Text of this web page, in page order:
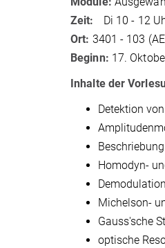
Zeit: Di 10 - 12
Ort: 3401 - 103
Beginn: 17.
Inhalte der
Detektion
Homodyn-
Michelson-
Gauss'sche
optische